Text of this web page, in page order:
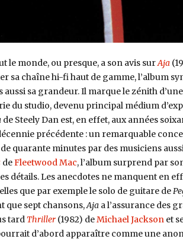
le monde, ou presque, a son avis surAja
sa chaîne hi-fi haut de gamme, l’album
aussi sa grandeur. Il marque le zénith
du studio, devenu principal médium
de Steely Dan est, en effet, aux années
précédente : un remarquable
quarante minutes par des musiciens aussi
deFleetwood Mac, l’album surprend par
détails. Les anecdotes ne manquent en
que par exemple le solo de guitare de
que sept chansons,Aja a l’assurance des
tard Thriller(1982) deMichael Jacksonet
d’abord apparaître comme une